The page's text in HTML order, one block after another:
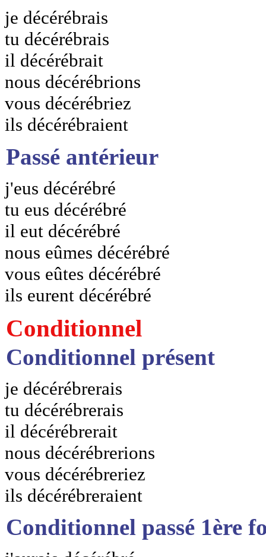
je décérébrais
tu décérébrais
il décérébrait
nous décérébrions
vous décérébriez
ils décérébraient
Passé antérieur
j'eus décérébré
tu eus décérébré
il eut décérébré
nous eûmes décérébré
vous eûtes décérébré
ils eurent décérébré
Conditionnel
Conditionnel présent
je décérébrerais
tu décérébrerais
il décérébrerait
nous décérébrerions
vous décérébreriez
ils décérébreraient
Conditionnel passé 1ère